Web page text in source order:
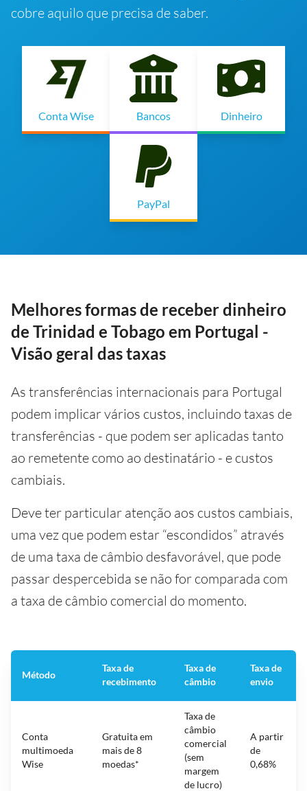
cobre aquilo que precisa de saber.
Conta Wise Bancos Dinheiro
PayPal
Melhores formas de receber dinheiro
de Trinidad e Tobago em Portugal -
Visão geral das taxas
As transferências internacionais para Portugal
podem implicar vários custos, incluindo taxas de
transferências - que podem ser aplicadas tanto
ao remetente como ao destinatário - e custos
cambiais.
Deve ter particular atenção aos custos cambiais,
uma vez que podem estar “escondidos” através
de uma taxa de câmbio desfavorável, que pode
passar despercebida se não for comparada com
a taxa de câmbio comercial do momento.
Método
Taxa de
recebimento
Taxa de
câmbio
Taxa de
envio
Conta
multimoeda
Wise
Gratuita em
mais de 8
moedas*
Taxa de
câmbio
comercial
(sem
margem
de lucro)
A partir
de
0,68%